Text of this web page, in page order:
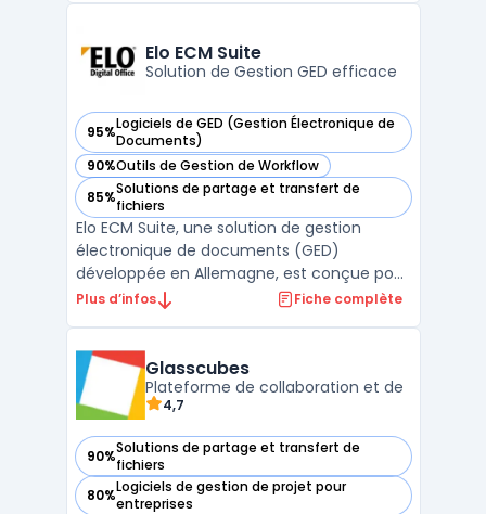
utilisateurs peuvent facilement accéder à
toutes leurs informations et inte ...
Elo ECM Suite
Solution de Gestion GED efficace
95%Logiciels de GED (Gestion Électronique de
Documents)
— voir Elo ECM Suite dans cette catégorie
90%Outils de Gestion de Workflow
— voir Elo ECM Suite dans cette catégorie
85%Solutions de partage et transfert de
fichiers
— voir Elo ECM Suite dans cette catégorie
Elo ECM Suite, une solution de gestion
électronique de documents (GED)
développée en Allemagne, est conçue pour
transformer et simplifier les processus
collaborative facilite la gestion
documentaire, offrant une convergen ...
Plus d’infos Fiche complète
Glasscubes
Plateforme de collaboration et de
4,7
90%Solutions de partage et transfert de
fichiers
— voir Glasscubes dans cette catégorie
80%Logiciels de gestion de projet pour
entreprises
— voir Glasscubes dans cette catégorie